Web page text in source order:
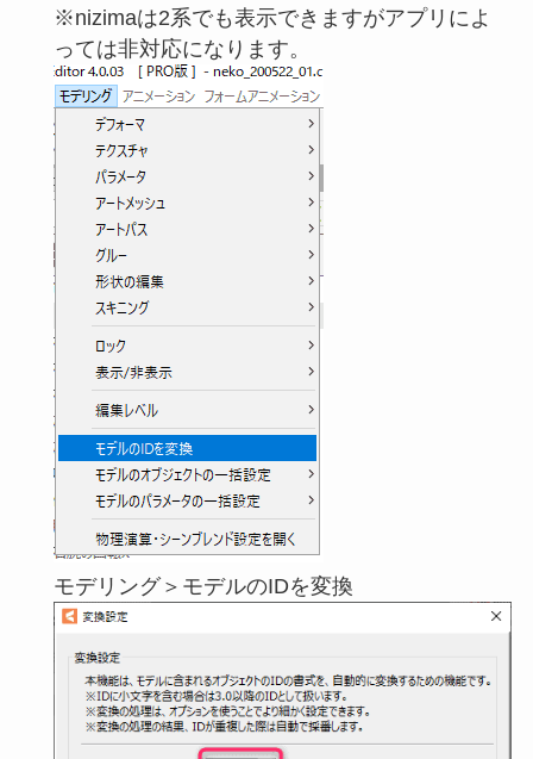
※nizimaは2系でも表示できますがアプリによ
っては非対応になります。
モデリング＞モデルのIDを変換